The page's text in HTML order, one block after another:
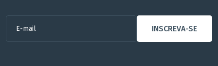
INSCREVA-SE